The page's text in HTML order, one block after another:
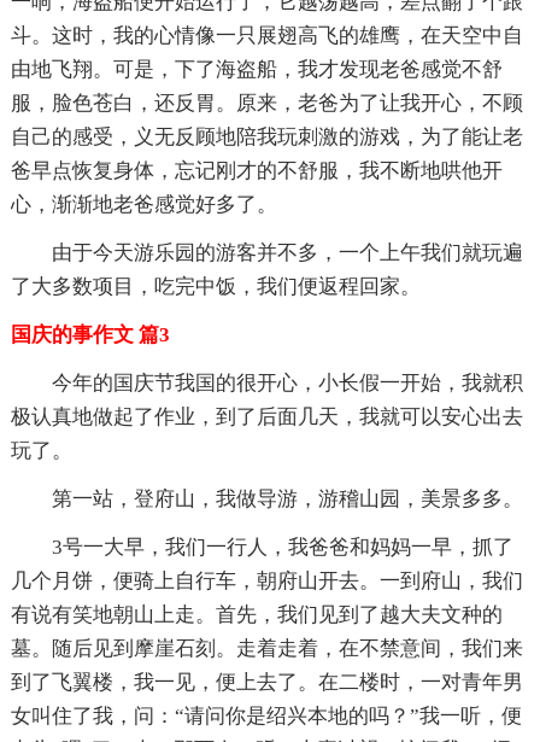
斗。这时，我的心情像一只展翅高飞的雄鹰，在天空中自
由地飞翔。可是，下了海盗船，我才发现老爸感觉不舒
服，脸色苍白，还反胃。原来，老爸为了让我开心，不顾
自己的感受，义无反顾地陪我玩刺激的游戏，为了能让老
爸早点恢复身体，忘记刚才的不舒服，我不断地哄他开
心，渐渐地老爸感觉好多了。
由于今天游乐园的游客并不多，一个上午我们就玩遍
了大多数项目，吃完中饭，我们便返程回家。
国庆的事作文 篇3
今年的国庆节我国的很开心，小长假一开始，我就积
极认真地做起了作业，到了后面几天，我就可以安心出去
玩了。
第一站，登府山，我做导游，游稽山园，美景多多。
3号一大早，我们一行人，我爸爸和妈妈一早，抓了
几个月饼，便骑上自行车，朝府山开去。一到府山，我们
有说有笑地朝山上走。首先，我们见到了越大夫文种的
墓。随后见到摩崖石刻。走着走着，在不禁意间，我们来
到了飞翼楼，我一见，便上去了。在二楼时，一对青年男
女叫住了我，问：“请问你是绍兴本地的吗？”我一听，便